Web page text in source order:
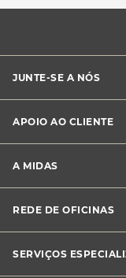
JUNTE-SE A NÓS
Franchising Midas
APOIO AO CLIENTE
Livro de Reclamações
Canal de Denúncias
Perguntas Frequentes
A MIDAS
Sustentabilidade
Notícias Midas
REDE DE OFICINAS
SERVIÇOS